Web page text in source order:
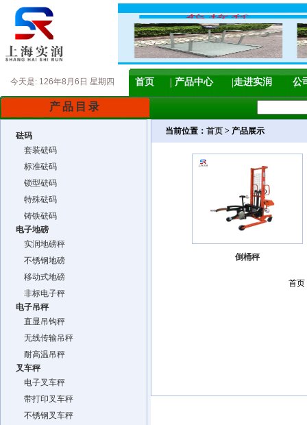
今天是: 126年8月6日 星期四 首页 产品中心 走进实润 公
产品目录
砝码
套装砝码
标准砝码
锁型砝码
特殊砝码
铸铁砝码
电子地磅
实润地磅秤
不锈钢地磅
移动式地磅
非标电子秤
电子吊秤
直显吊钩秤
无线传输吊秤
耐高温吊秤
叉车秤
电子叉车秤
带打印叉车秤
不锈钢叉车秤
当前位置： 首页 > 产品展示
倒桶秤
首页